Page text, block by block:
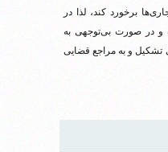
برخورد کند، لذا در
و در صورت بی‌توجهی به
تشکیل و به مراجع قضایی